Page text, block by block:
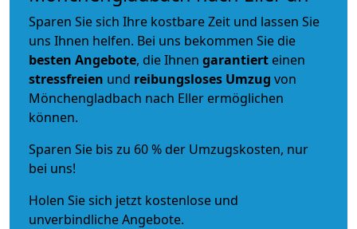
Sparen Sie sich Ihre kostbare Zeit und lassen Sie
uns Ihnen helfen. Bei uns bekommen Sie die
besten Angebote, die Ihnen garantiert einen
stressfreien und reibungsloses Umzug von
Mönchengladbach nach Eller ermöglichen
können.
Sparen Sie bis zu 60 % der Umzugskosten, nur
bei uns!
Holen Sie sich jetzt kostenlose und
unverbindliche Angebote.